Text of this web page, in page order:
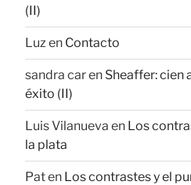
(II)
Luz en Contacto
sandra caren Sheaffer: cien
éxito (II)
Luis Vilanueva en Los
la plata
Paten Los contrastes y el